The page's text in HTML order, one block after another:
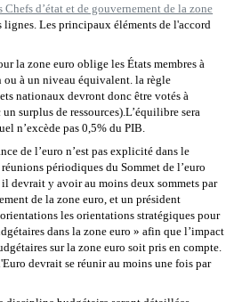
d’état et de gouvernement de la zone
lignes. Les principaux éléments de l'accord
la zone euro oblige les États membres à
à un niveau équivalent. la règle
nationaux devront donc être votés à
surplus de ressources).L’équilibre sera
n’excède pas 0,5% du PIB.
de l’euro n’est pas explicité dans le
périodiques du Sommet de l’euro
devrait y avoir au moins deux sommets par
de la zone euro, et un président
les orientations stratégiques pour
dans la zone euro » afin que l’impact
sur la zone euro soit pris en compte.
devrait se réunir au moins une fois par